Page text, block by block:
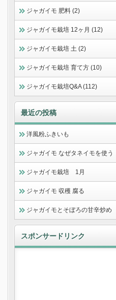
ジャガイモ 肥料 (2)
ジャガイモ栽培 12ヶ月 (12)
ジャガイモ栽培 土 (2)
ジャガイモ栽培 育て方 (10)
ジャガイモ栽培Q&A (112)
最近の投稿
洋風粉ふきいも
ジャガイモ なぜタネイモを使う
ジャガイモ栽培 1月
ジャガイモ 収穫 腐る
ジャガイモとそぼろの甘辛炒め
スポンサードリンク